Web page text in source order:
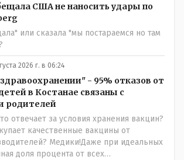
Указом РАСПУСТИЛ этот бунтарский
Абдильдин вам знакомо -
ЦК КП Казахстана , впоследствии -
Совета и Мажлиса и Председатель
он в то время и после и причём
и многократно на недостатки
ему самому ДОБРОВОЛЬНО уйти с
США не наносить удары по
или сказала "мы постараемся но там
2026 г. в 06:24
- 95% отказов от
в Костанае связаны с
родителей
отвечает за условия хранения вакцин?
качественные вакцины от
Медики!Даже при идеальных
доля процента от всех